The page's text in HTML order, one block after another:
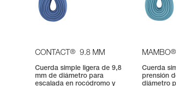
CONTACT ® 9.8 MM
Cuerda simple ligera de 9,8
mm de diámetro para
escalada en rocódromo y
MAMBO®
Cuerda
prensión
diámetro